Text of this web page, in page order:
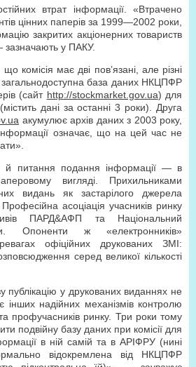
втрат інформації. «Втрачено
цінних паперів за 1999—2002 роки,
закритих акціонерних товариств
у ПАКУ.
комісія має дві пов’язані, але різні
база даних НКЦПФР
(сайт http://stockmarket.gov.ua) для
дані за останні 3 роки). Друга
акумулює архів даних з 2003 року,
означає, що на цей час не
й питання подання інформації — в
вигляді. Прихильниками
видань як застарілого джерела
асоціація учасників ринку
ПАРД&АФП та Національний
Опоненти ж «електронників»
офіційних друкованих ЗМІ:
серед великої кількості
публікацію у друкованих виданнях не
інших надійних механізмів контролю
та профучасників ринку. Три роки тому
подвійну базу даних при комісії для
в ній самій та в АРІФРУ (нині
відокремлена від НКЦПФР